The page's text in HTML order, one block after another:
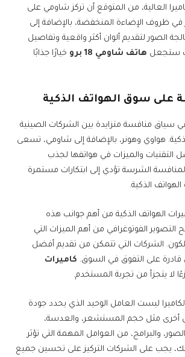
العالية، من المتوقع أن تركز شاومي على
ظروف الإضاءة المنخفضة، بالإضافة إلى
الصور لتقديم ألوان أكثر واقعية وتفاصيل
ستجعل هاتف شاومي 18 برو
خيارًا جذابًا
على سوق الهواتف الذكية
سياق منافسة متزايدة بين الشركات الصينية
هواوي وهونر، بالإضافة إلى شاومي، تسعى
التقنيات والميزات في هواتفها لجذب
الشرسة تؤدي إلى ابتكارات مستمرة
الذكية.
الهواتف الذكية من أهم جوانب هذه
الفوتوغرافي من أهم الميزات التي
الشركات التي تتمكن من تقديم أفضل
على التفوق في السوق. كاميرات
لا يتجزأ من تجربة المستخدم.
ليست العامل الوحيد الذي يحدد جودة
أخرى مثل حجم المستشعر، والعدسة،
والبرامج، من العوامل المهمة التي تؤثر
يجب على الشركات التركيز على تحسين جميع